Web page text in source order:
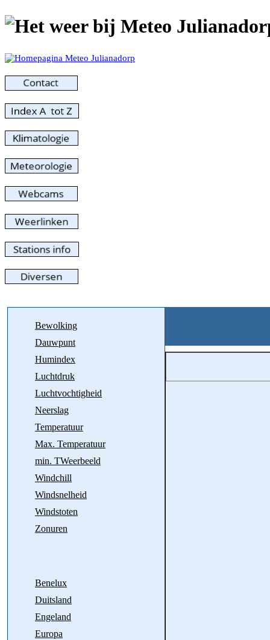
Bewolking
Dauwpunt
Humindex
Luchtdruk
Luchtvochtigheid
Neerslag
Temperatuur
Max. Temperatuur
min. TWeerbeeld
Windchill
Windsnelheid
Windstoten
Zonuren
Benelux
Duitsland
Engeland
Europa